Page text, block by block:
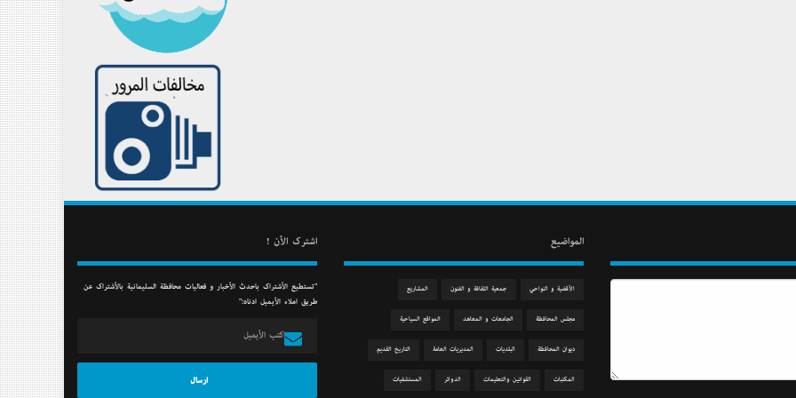
أشترك الأن !
"تستطيع الأشتراك بأحدث الأخبار و فعاليات محافظة السليمانية بالأشتراك عن
طريق أملاء الأيميل أدناه:"
المواضيع
الآقضية و النواحي جمعیة الثقافة و الفنون المشاريع
مجلس المحافظة الجامعات و المعاهد المواقع السياحية
دیوان المحافظة البلديات المديريات العامة التاريخ القديم
المكتبات القوانين والتعليمات الدوائر المستشفيات